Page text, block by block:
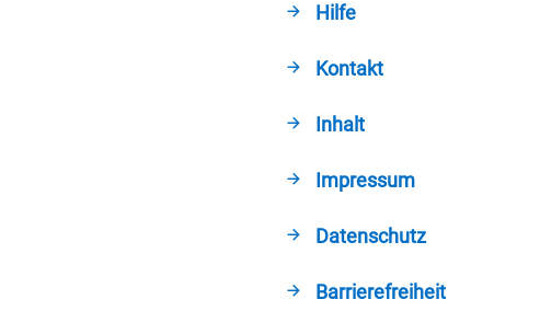
Hilfe
Kontakt
Inhalt
Impressum
Datenschutz
Barrierefreiheit